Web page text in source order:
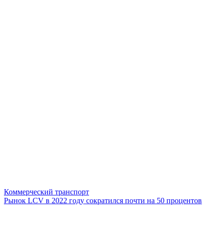
Коммерческий транспорт
Рынок LCV в 2022 году сократился почти на 50 процентов